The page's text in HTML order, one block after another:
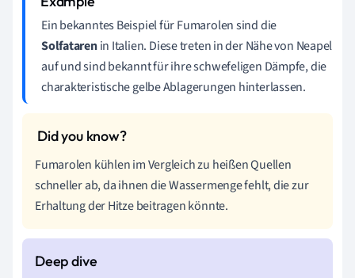
Ein bekanntes Beispiel für Fumarolen sind die
Solfatarenin Italien. Diese treten in der Nähe von Neapel
auf und sind bekannt für ihre schwefeligen Dämpfe, die
charakteristische gelbe Ablagerungen hinterlassen.
Fumarolen kühlen im Vergleich zu heißen Quellen
schneller ab, da ihnen die Wassermenge fehlt, die zur
Erhaltung der Hitze beitragen könnte.